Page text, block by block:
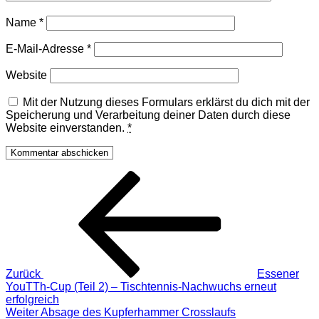
Name *
E-Mail-Adresse *
Website
Mit der Nutzung dieses Formulars erklärst du dich mit der
Speicherung und Verarbeitung deiner Daten durch diese
Website einverstanden. *
Beitragsnavigation
Zurück
Essener
YouTTh-Cup (Teil 2) – Tischtennis-Nachwuchs erneut
erfolgreich
Nächster
WeiterAbsage des Kupferhammer Crosslaufs